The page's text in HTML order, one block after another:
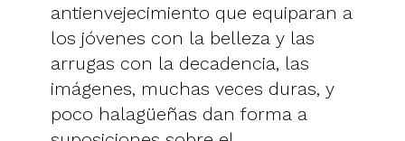
antienvejecimiento que equiparan a
los jóvenes con la belleza y las
arrugas con la decadencia, las
imágenes, muchas veces duras, y
poco halagüeñas dan forma a